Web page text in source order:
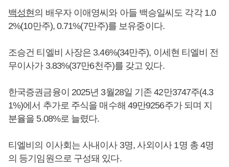
백성현의 배우자 이애영씨와 아들 백승일씨도 각각 1.0
2%(10만주), 0.71%(7만주)를 보유중이다.
조승건 티엘비 사장은 3.46%(34만주), 이세현 티엘비 전
무이사가 3.83%(37만6천주)를 갖고 있다.
한국증권금융이 2025년 3월28일 기존 42만3747주(4.3
1%)에서 추가로 주식을 매수해 49만9256주가 되며 지
분율을 5.08%로 늘렸다.
티엘비의 이사회는 사내이사 3명, 사외이사 1명 총 4명
의 등기임원으로 구성돼 있다.